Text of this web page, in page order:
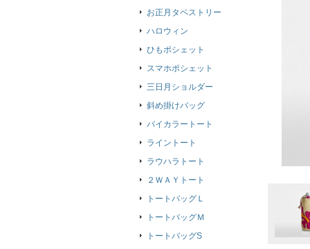
お正月タペストリー
ハロウィン
ひもポシェット
スマホポシェット
三日月ショルダー
斜め掛けバッグ
バイカラートート
ライントート
ラウハラトート
２ＷＡＹトート
トートバッグＬ
トートバッグＭ
トートバッグS